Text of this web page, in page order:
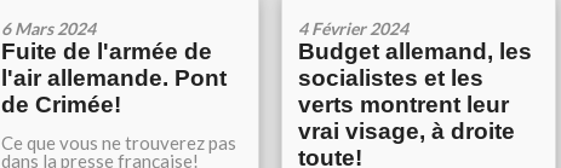
6 Mars 2024
Fuite de l'armée de
l'air allemande. Pont
de Crimée!
Ce que vous ne trouverez pas
dans la presse française!
4 Février 2024
Budget allemand, les
socialistes et les
verts montrent leur
vrai visage, à droite
toute!